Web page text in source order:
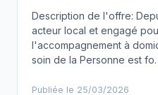
Description de l'offre:
acteur local et engagé
l'accompagnement à
soin de la Personne est
Publiée le 25/03/2026